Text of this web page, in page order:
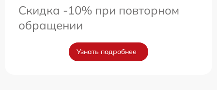
Скидка -10% при повторном
обращении
Узнать подробнее